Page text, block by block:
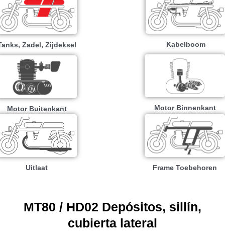
Zadel, Zijdeksel Kabelboom
Motor Buitenkant Motor Binnenkant
Uitlaat Frame Toebehoren
MT80 / HD02 Depósitos, sillín,
cubierta lateral